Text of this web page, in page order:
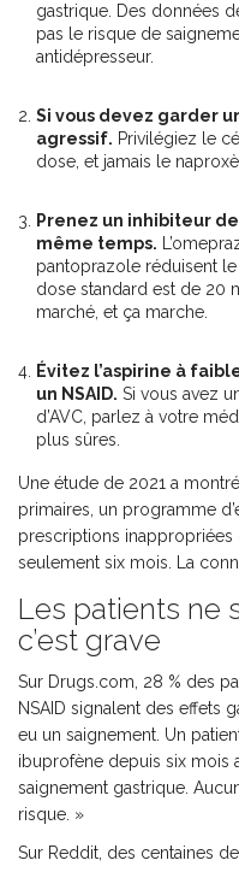
gastrique. Des données
pas le risque de
antidépresseur.
Si vous devez garder
agressif. Privilégiez le
dose, et jamais le
Prenez un inhibiteur
même temps.
pantoprazole réduisent
dose standard est de 20
marché, et ça marche.
Évitez l’aspirine à
un NSAID. Si vous avez
d’AVC, parlez à votre
plus sûres.
Une étude de 2021 a
primaires, un programme
prescriptions inappropriées
seulement six mois. La
Les patients ne
c’est grave
Sur Drugs.com, 28 % des
NSAID signalent des effets
eu un saignement. Un
ibuprofène depuis six mois
saignement gastrique.
risque. »
Sur Reddit, des centaines